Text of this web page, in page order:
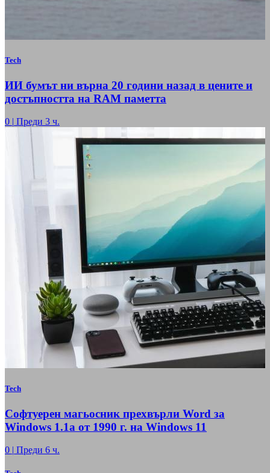
Tech
ИИ бумът ни върна 20 години назад в цените и
достъпността на RAM паметта
0 | Преди 3 ч.
Tech
Софтуерен магьосник прехвърли Word за
Windows 1.1a от 1990 г. на Windows 11
0 | Преди 6 ч.